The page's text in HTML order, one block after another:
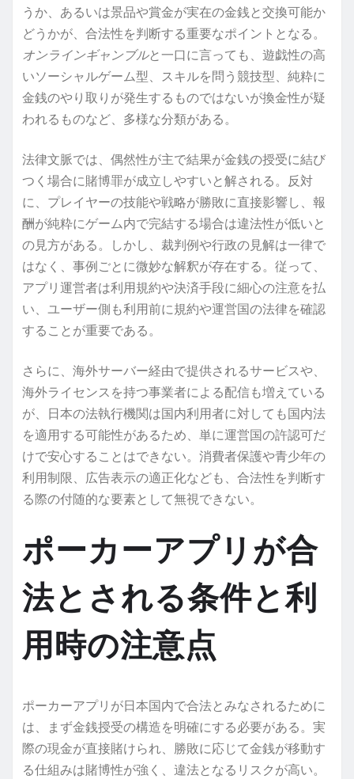
うか、あるいは景品や賞金が実在の金銭と交換可能か
どうかが、合法性を判断する重要なポイントとなる。
オンラインギャンブルと一口に言っても、遊戯性の高
いソーシャルゲーム型、スキルを問う競技型、純粋に
金銭のやり取りが発生するものではないが換金性が疑
われるものなど、多様な分類がある。
法律文脈では、偶然性が主で結果が金銭の授受に結び
つく場合に賭博罪が成立しやすいと解される。反対
に、プレイヤーの技能や戦略が勝敗に直接影響し、報
酬が純粋にゲーム内で完結する場合は違法性が低いと
の見方がある。しかし、裁判例や行政の見解は一律で
はなく、事例ごとに微妙な解釈が存在する。従って、
アプリ運営者は利用規約や決済手段に細心の注意を払
い、ユーザー側も利用前に規約や運営国の法律を確認
することが重要である。
さらに、海外サーバー経由で提供されるサービスや、
海外ライセンスを持つ事業者による配信も増えている
が、日本の法執行機関は国内利用者に対しても国内法
を適用する可能性があるため、単に運営国の許認可だ
けで安心することはできない。消費者保護や青少年の
利用制限、広告表示の適正化なども、合法性を判断す
る際の付随的な要素として無視できない。
ポーカーアプリが合
法とされる条件と利
用時の注意点
ポーカーアプリが日本国内で合法とみなされるために
は、まず金銭授受の構造を明確にする必要がある。実
際の現金が直接賭けられ、勝敗に応じて金銭が移動す
る仕組みは賭博性が強く、違法となるリスクが高い。